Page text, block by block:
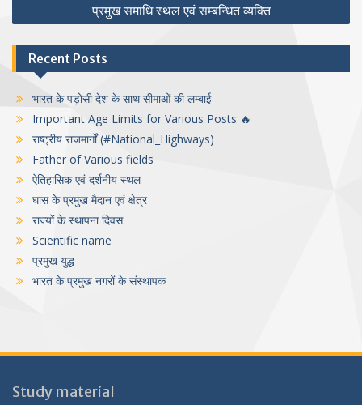
प्रमुख समाधि स्थल एवं सम्बन्धित व्यक्ति
Recent Posts
भारत के पड़ोसी देश के साथ सीमाओं की लम्बाई
Important Age Limits for Various Posts 🔥
राष्ट्रीय राजमार्गों (#National_Highways)
Father of Various fields
ऐतिहासिक एवं दर्शनीय स्थल
घास के प्रमुख मैदान एवं क्षेत्र
राज्यों के स्थापना दिवस
Scientific name
प्रमुख युद्ध
भारत के प्रमुख नगरों के संस्थापक
Study material